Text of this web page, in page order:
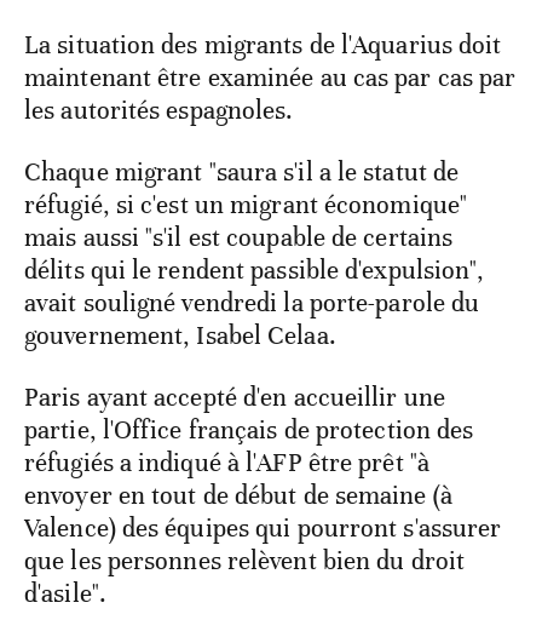
La situation des migrants de l'Aquarius doit
maintenant être examinée au cas par cas par
les autorités espagnoles.
Chaque migrant "saura s'il a le statut de
réfugié, si c'est un migrant économique"
mais aussi "s'il est coupable de certains
délits qui le rendent passible d'expulsion",
avait souligné vendredi la porte-parole du
gouvernement, Isabel Celaa.
Paris ayant accepté d'en accueillir une
partie, l'Office français de protection des
réfugiés a indiqué à l'AFP être prêt "à
envoyer en tout de début de semaine (à
Valence) des équipes qui pourront s'assurer
que les personnes relèvent bien du droit
d'asile".